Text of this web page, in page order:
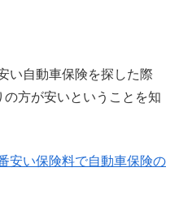
い自動車保険を探した際
の方が安いということを知
安い保険料で自動車保険の